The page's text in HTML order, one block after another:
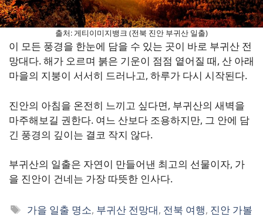
출처: 게티이미지뱅크 (전북 진안 부귀산 일출)
이 모든 풍경을 한눈에 담을 수 있는 곳이 바로 부귀산 전
망대다. 해가 오르며 붉은 기운이 점점 옅어질 때, 산 아래
마을의 지붕이 서서히 드러나고, 하루가 다시 시작된다.
진안의 아침을 온전히 느끼고 싶다면, 부귀산의 새벽을
마주해보길 권한다. 여느 산보다 조용하지만, 그 안에 담
긴 풍경의 깊이는 결코 작지 않다.
부귀산의 일출은 자연이 만들어낸 최고의 선물이자, 가
을 진안이 건네는 가장 따뜻한 인사다.
태
가을 일출 명소, 부귀산 전망대, 전북 여행, 진안 가볼